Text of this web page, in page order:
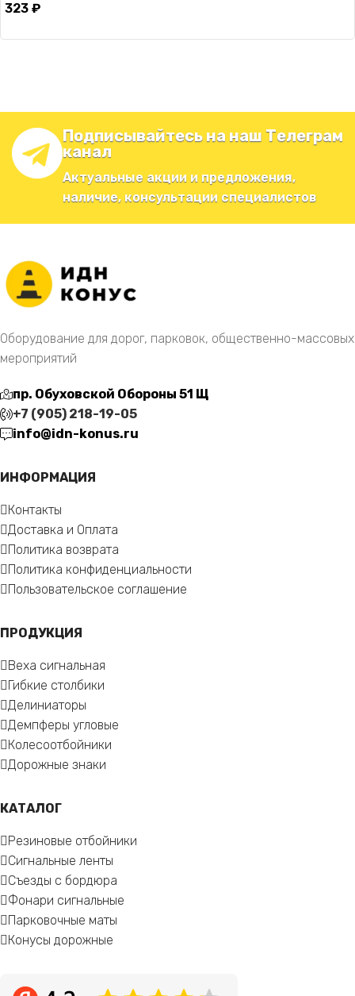
323 ₽
Подписывайтесь на наш Телеграм
канал
Актуальные акции и предложения,
наличие, консультации специалистов
Оборудование для дорог, парковок, общественно-массовых
мероприятий
пр. Обуховской Обороны 51 Щ
+7 (905) 218-19-05
info@idn-konus.ru
ИНФОРМАЦИЯ
Контакты
Доставка и Оплата
Политика возврата
Политика конфиденциальности
Пользовательское соглашение
ПРОДУКЦИЯ
Веха сигнальная
Гибкие столбики
Делиниаторы
Демпферы угловые
Колесоотбойники
Дорожные знаки
КАТАЛОГ
Резиновые отбойники
Сигнальные ленты
Съезды с бордюра
Фонари сигнальные
Парковочные маты
Конусы дорожные